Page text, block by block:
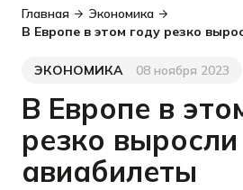
Главная
Экономика
Категория
ЭКОНОМИКА
Дата публикации08 ноября 2023
В Европе в
резко
авиабилеты